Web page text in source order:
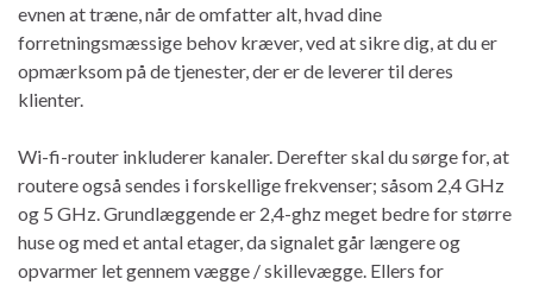
evnen at træne, når de omfatter alt, hvad dine
forretningsmæssige behov kræver, ved at sikre dig, at du er
opmærksom på de tjenester, der er de leverer til deres
klienter.
Wi-fi-router inkluderer kanaler. Derefter skal du sørge for, at
routere også sendes i forskellige frekvenser; såsom 2,4 GHz
og 5 GHz. Grundlæggende er 2,4-ghz meget bedre for større
huse og med et antal etager, da signalet går længere og
opvarmer let gennem vægge / skillevægge. Ellers for